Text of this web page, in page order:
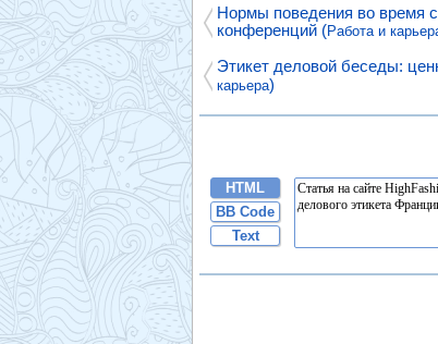
Нормы поведения во время
конференций (Работа и
Этикет деловой беседы:
карьера)
HTML
BB Code
Text